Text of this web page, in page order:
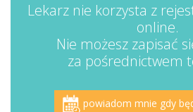
Lekarz nie korzysta z
online.
Nie możesz zapisać
za pośrednictwem
powiadom mnie gdy